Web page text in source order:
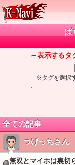
ぱ
表示するタ
※タグを選択
全ての記事
つげっちさん
無双とマイホは裏切